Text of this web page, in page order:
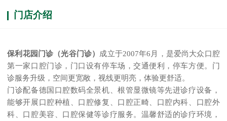
门店介绍
保利花园门诊（光谷门诊） 成立于2007年6月，是爱尚大众口腔
第一家口腔门诊，门口设有停车场，交通便利，停车方便。门
诊服务升级，空间更宽敞，视线更明亮，体验更舒适。
门诊配备德国口腔数码全景机、根管显微镜等先进诊疗设备，
能够开展口腔种植、口腔修复、口腔正畸、口腔内科、口腔外
科、口腔美容、口腔保健等诊疗服务。温馨舒适的诊疗环境，